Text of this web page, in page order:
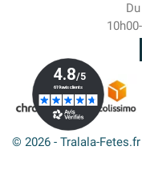
© 2026 - Tralala-